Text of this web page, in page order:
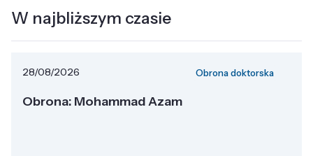
W najbliższym czasie
28/08/2026 Obrona doktorska
Obrona: Mohammad Azam